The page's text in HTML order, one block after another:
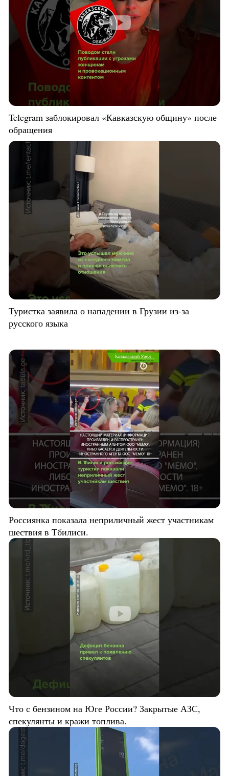
Telegram заблокировал «Кавказскую общину» после
обращения
Туристка заявила о нападении в Грузии из-за
русского языка
Россиянка показала неприличный жест участникам
шествия в Тбилиси.
Что с бензином на Юге России? Закрытые АЗС,
спекулянты и кражи топлива.